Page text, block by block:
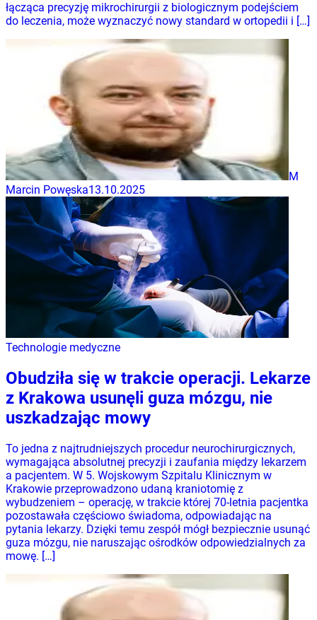
łącząca precyzję mikrochirurgii z biologicznym podejściem
do leczenia, może wyznaczyć nowy standard w ortopedii i […]
M
Marcin Powęska13.10.2025
Technologie medyczne
Obudziła się w trakcie operacji. Lekarze
z Krakowa usunęli guza mózgu, nie
uszkadzając mowy
To jedna z najtrudniejszych procedur neurochirurgicznych,
wymagająca absolutnej precyzji i zaufania między lekarzem
a pacjentem. W 5. Wojskowym Szpitalu Klinicznym w
Krakowie przeprowadzono udaną kraniotomię z
wybudzeniem – operację, w trakcie której 70-letnia pacjentka
pozostawała częściowo świadoma, odpowiadając na
pytania lekarzy. Dzięki temu zespół mógł bezpiecznie usunąć
guza mózgu, nie naruszając ośrodków odpowiedzialnych za
mowę. […]